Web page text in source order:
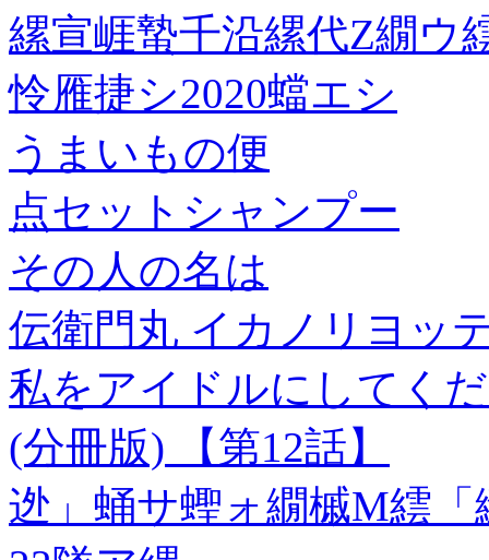
縲宣崕蟄千沿縲代Ζ繝ウ
怜雁捷シ2020蟷エシ
うまいもの便
点セットシャンプー
その人の名は
伝衛門丸 イカノリヨッ
私をアイドルにしてく
(分冊版) 【第12話】
迯」蛹サ蟶ォ繝槭Μ繧「